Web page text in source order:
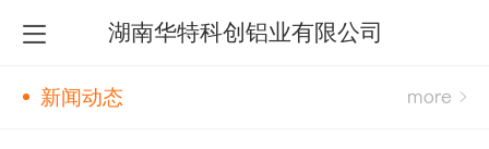
湖南华特科创铝业有限公司
新闻动态